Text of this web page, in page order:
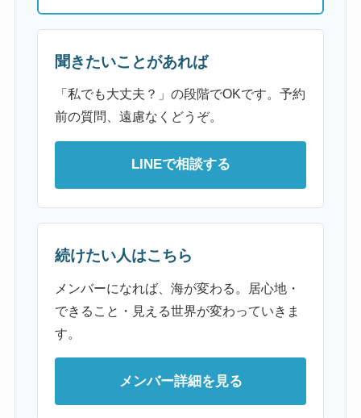
聞きたいことがあれば
「私でも大丈夫？」の段階でOKです。予約
前の質問、遠慮なくどうぞ。
LINEで相談する
続けたい人はこちら
メンバーになれば、海が変わる。居心地・
できること・見える世界が変わっていきま
す。
メンバー詳細を見る